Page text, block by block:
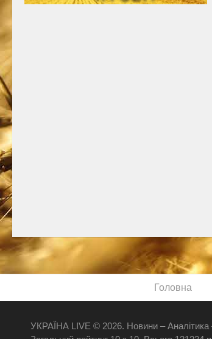
Головна
УКРАЇНА LIVE © 2026. Новини – Аналітика